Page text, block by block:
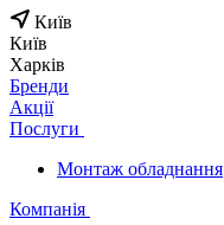
Київ
Київ
Харків
Бренди
Акції
Послуги
Монтаж обладнання
Компанія